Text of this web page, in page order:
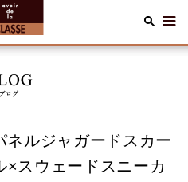
ルジャガードスカー
×スウェードスニーカ